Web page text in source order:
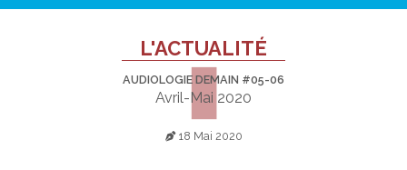
L'ACTUALITÉ
AUDIOLOGIE DEMAIN #05-06
Avril-Mai 2020
18 Mai 2020